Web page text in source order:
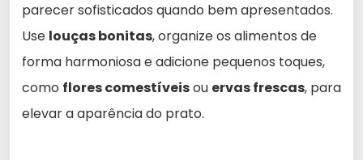
parecer sofisticados quando bem apresentados.
Use louças bonitas, organize os alimentos de
forma harmoniosa e adicione pequenos toques,
como flores comestíveisou ervas frescas, para
elevar a aparência do prato.